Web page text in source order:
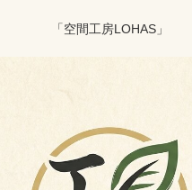
「空間工房LOHAS」